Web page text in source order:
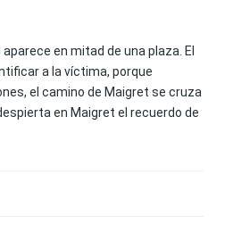
en mitad de una plaza. El
a la víctima, porque
el camino de Maigret se cruza
en Maigret el recuerdo de